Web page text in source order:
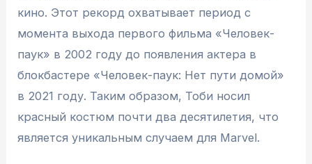
кино. Этот рекорд охватывает период с
момента выхода первого фильма «Человек-
паук» в 2002 году до появления актера в
блокбастере «Человек-паук: Нет пути домой»
в 2021 году. Таким образом, Тоби носил
красный костюм почти два десятилетия, что
является уникальным случаем для Marvel.